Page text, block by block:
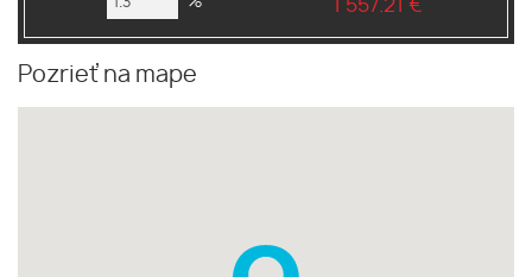
1 557.21 €
Pozrieť na mape